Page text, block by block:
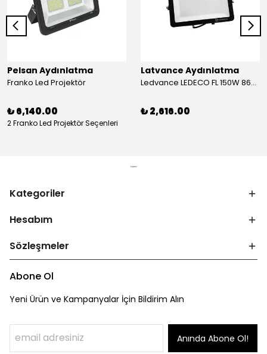
Pelsan Aydınlatma
Franko Led Projektör
₺ 6,140.00
2 Franko Led Projektör Seçenleri
Latvance Aydınlatma
Ledvance LEDECO FL 150W 865 IP65 LED Projektör
₺ 2,616.00
Kategoriler
Hesabım
Sözleşmeler
Abone Ol
Yeni Ürün ve Kampanyalar İçin Bildirim Alın
Anında Abone Ol!